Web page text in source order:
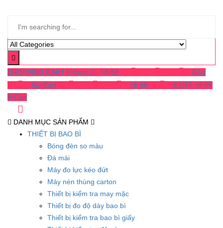
SHOPPING CART 0 item(s) - ₫0.00
Cart
My Cart ₫0.00 CART: ₫0.00
0 Cart
DANH MỤC SẢN PHẨM
THIẾT BỊ BAO BÌ
Bóng đèn so màu
Đá mài
Máy đo lực kéo đứt
Máy nén thùng carton
Thiết bị kiểm tra may mặc
Thiết bị đo độ dày bao bì
Thiết bị kiểm tra bao bì giấy